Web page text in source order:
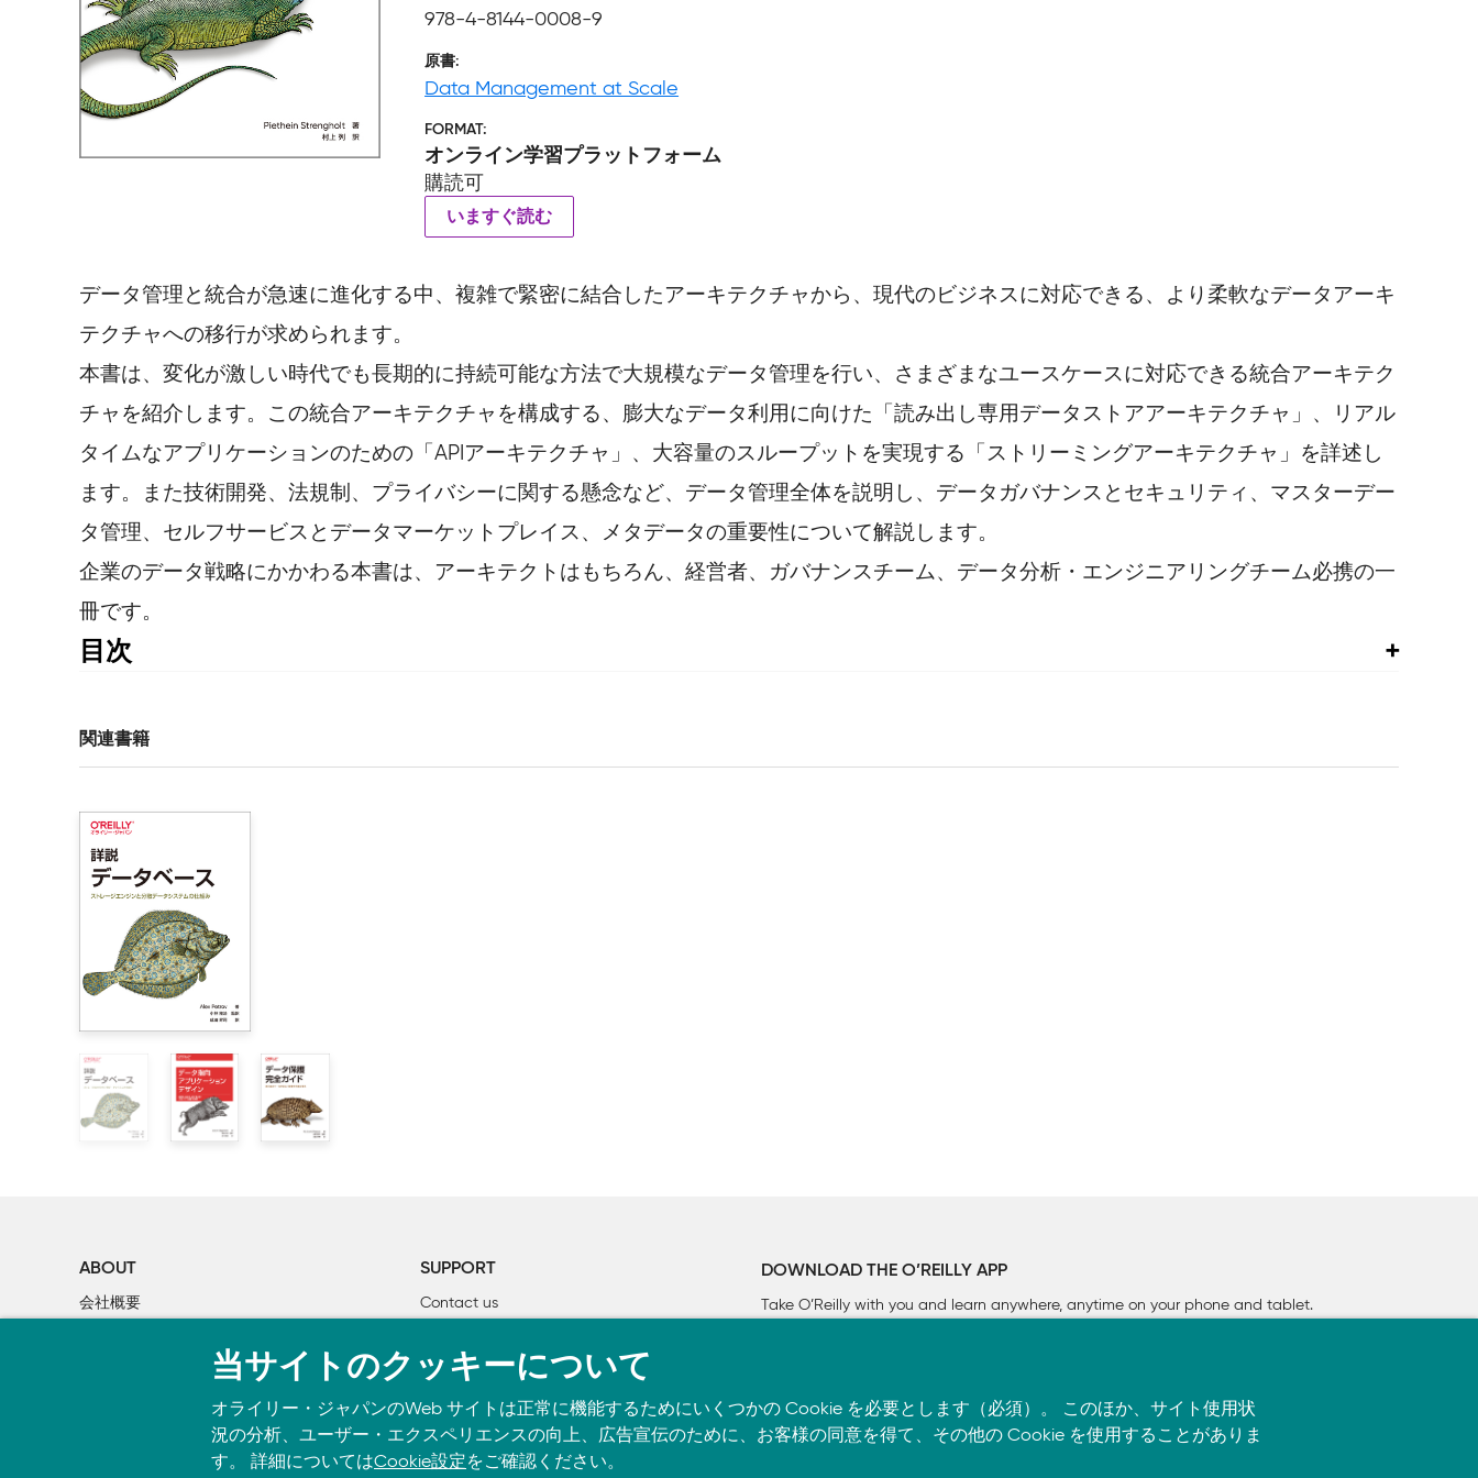
978-4-8144-0008-9
原書
Data Management at Scale
FORMAT
オンライン学習プラットフォーム
購読可
いますぐ読む
データ管理と統合が急速に進化する中、複雑で緊密に結合したアーキテクチャから、現代のビジネスに対応できる、より柔軟なデータアーキ
テクチャへの移行が求められます。
本書は、変化が激しい時代でも長期的に持続可能な方法で大規模なデータ管理を行い、さまざまなユースケースに対応できる統合アーキテク
チャを紹介します。この統合アーキテクチャを構成する、膨大なデータ利用に向けた「読み出し専用データストアアーキテクチャ」、リアル
タイムなアプリケーションのための「APIアーキテクチャ」、大容量のスループットを実現する「ストリーミングアーキテクチャ」を詳述し
ます。また技術開発、法規制、プライバシーに関する懸念など、データ管理全体を説明し、データガバナンスとセキュリティ、マスターデー
タ管理、セルフサービスとデータマーケットプレイス、メタデータの重要性について解説します。
企業のデータ戦略にかかわる本書は、アーキテクトはもちろん、経営者、ガバナンスチーム、データ分析・エンジニアリングチーム必携の一
冊です。
目次
はじめに
    1.1　データ管理
    1.2　分析によるデータランドスケープの細分化
    1.3　ソフトウェアの提供速度の変化
    1.4　ネットワークの高速化
    1.5　プライバシーとセキュリティへの配慮は最優先
    1.6　運用システムと分析システムの統合の必要性
    1.7　データ収益化に向けて、エコシステムを繋ぐアーキテクチャの必要性
    1.8　企業を悩ます時代遅れのデータアーキテクチャ
        1.8.2　データレイク
        1.8.3　中央集権化ビュー
    1.9　まとめ
        2.1.1　アプリケーションごとにアプリケーションデータベースを持つ
        2.1.2　アプリケーションは特化したものであり、一意のコンテキストを持つ
        2.1.3　ゴールデンソース
        2.1.4　データ統合のジレンマからは逃れられない
        2.1.5　アプリケーションがデータプロバイダーとデータコンシューマの役割を担う
    2.2　理論的考察のポイント
        2.2.1　オブジェクト指向プログラミングの原則
        2.2.2　ドメイン駆動設計
関連書籍
ABOUT
会社概要
SUPPORT
Contact us
書籍注文
DOWNLOAD THE O’REILLY APP
Take O’Reilly with you and learn anywhere, anytime on your phone and tablet.
当サイトのクッキーについて
オライリー・ジャパンのWeb サイトは正常に機能するためにいくつかの Cookie を必要とします（必須）。 このほか、サイト使用状
況の分析、ユーザー・エクスペリエンスの向上、広告宣伝のために、お客様の同意を得て、その他の Cookie を使用することがありま
す。 詳細についてはCookie設定をご確認ください。